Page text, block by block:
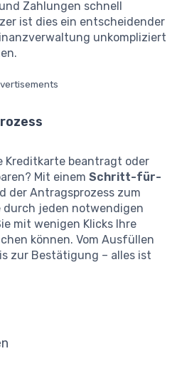
Zahlungen schnell
ist dies ein entscheidender
unkompliziert
Kreditkarte beantragt oder
Mit einem Schritt-für-
der Antragsprozess zum
durch jeden notwendigen
mit wenigen Klicks Ihre
können. Vom Ausfüllen
zur Bestätigung – alles ist